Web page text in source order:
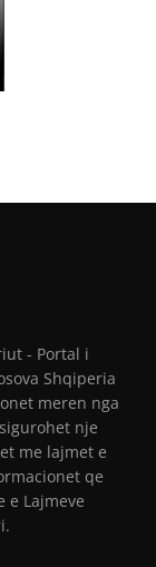
- Portal i
Shqiperia
meren nga
nje
me lajmet e
qe
e Lajmeve